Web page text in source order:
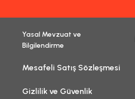
Yasal Mevzuat ve
Bilgilendirme
Mesafeli Satış Sözleşmesi
Gizlilik ve Güvenlik